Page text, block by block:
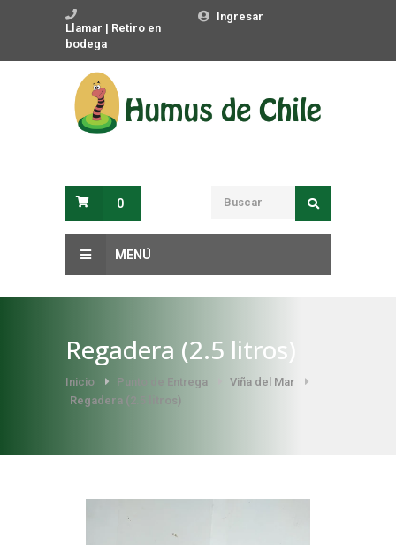
Llamar | Retiro en
bodega
Ingresar
0
MENÚ
Regadera (2.5 litros)
Inicio Punto de Entrega
Viña del Mar
Regadera (2.5 litros)